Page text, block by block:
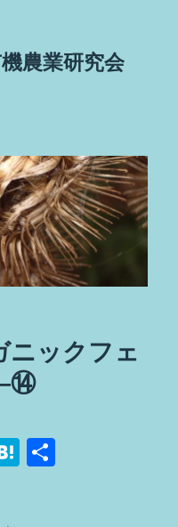
農業研究会
ニックフェ
H